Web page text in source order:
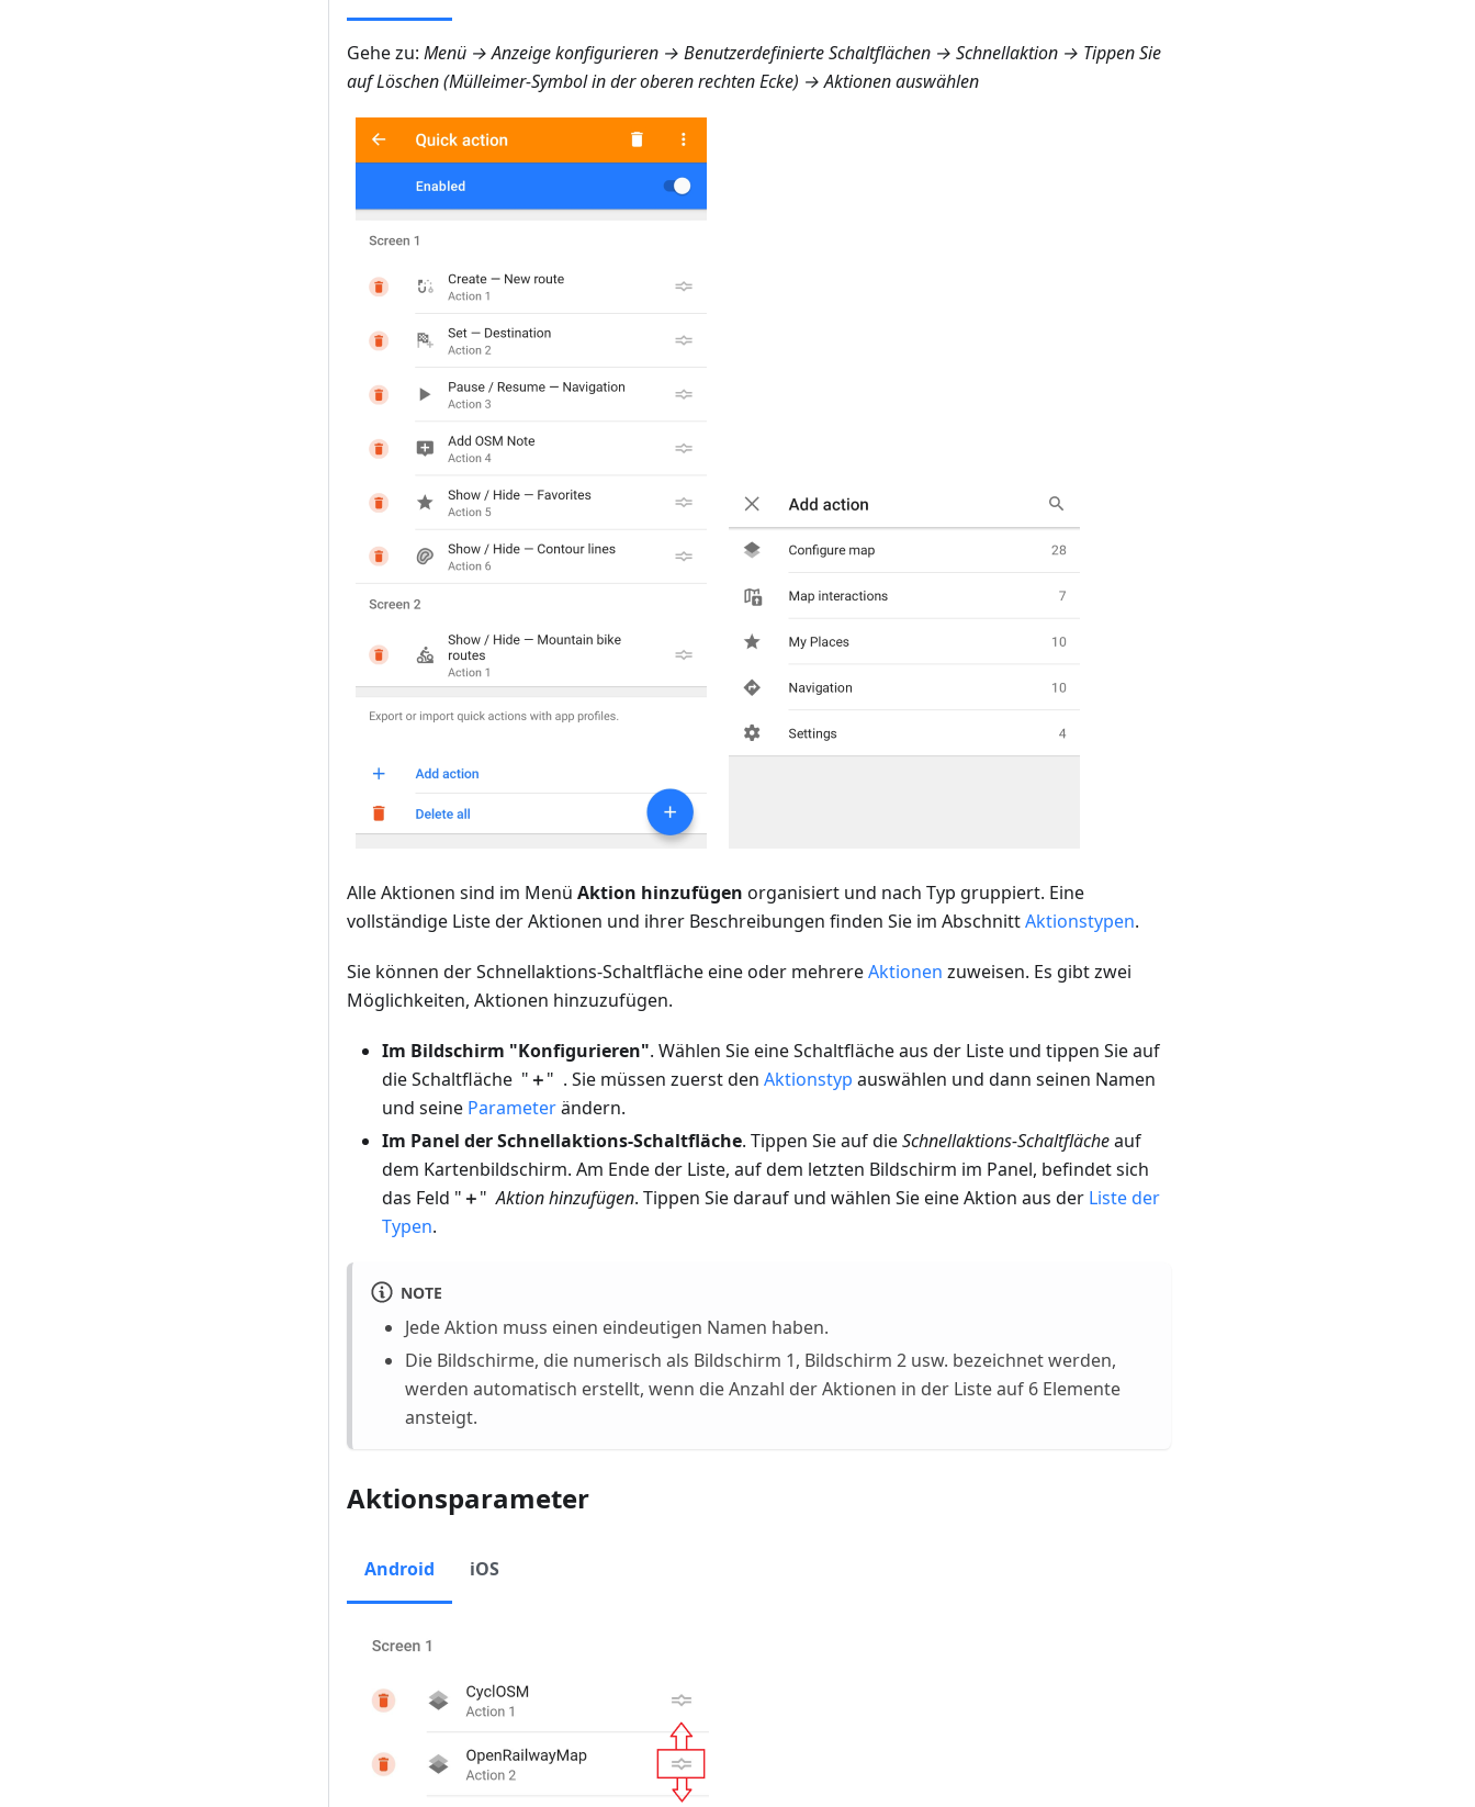
Gehe zu: Menü → Anzeige konfigurieren → Benutzerdefinierte Schaltflächen → Schnellaktion → Tippen Sie
auf Löschen (Mülleimer-Symbol in der oberen rechten Ecke) → Aktionen auswählen
Alle Aktionen sind im Menü Aktion hinzufügen organisiert und nach Typ gruppiert. Eine
vollständige Liste der Aktionen und ihrer Beschreibungen finden Sie im AbschnittAktionstypen.
Sie können der Schnellaktions-Schaltfläche eine oder mehrereAktionen zuweisen. Es gibt zwei
Möglichkeiten, Aktionen hinzuzufügen.
Im Bildschirm "Konfigurieren". Wählen Sie eine Schaltfläche aus der Liste und tippen Sie auf
die Schaltfläche " ＋" . Sie müssen zuerst den Aktionstyp auswählen und dann seinen Namen
und seine Parameterändern.
Im Panel der Schnellaktions-Schaltfläche. Tippen Sie auf dieSchnellaktions-Schaltflächeauf
dem Kartenbildschirm. Am Ende der Liste, auf dem letzten Bildschirm im Panel, befindet sich
das Feld " ＋"Aktion hinzufügen. Tippen Sie darauf und wählen Sie eine Aktion aus der Liste der
Typen.
NOTE
Jede Aktion muss einen eindeutigen Namen haben.
Die Bildschirme, die numerisch als Bildschirm 1, Bildschirm 2 usw. bezeichnet werden,
werden automatisch erstellt, wenn die Anzahl der Aktionen in der Liste auf 6 Elemente
ansteigt.
Aktionsparameter
Android iOS